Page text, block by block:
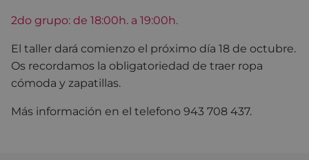
2do grupo: de 18:00h. a 19:00h.
El taller dará comienzo el próximo día 18 de octubre.
Os recordamos la obligatoriedad de traer ropa
cómoda y zapatillas.
Más información en el telefono 943 708 437.